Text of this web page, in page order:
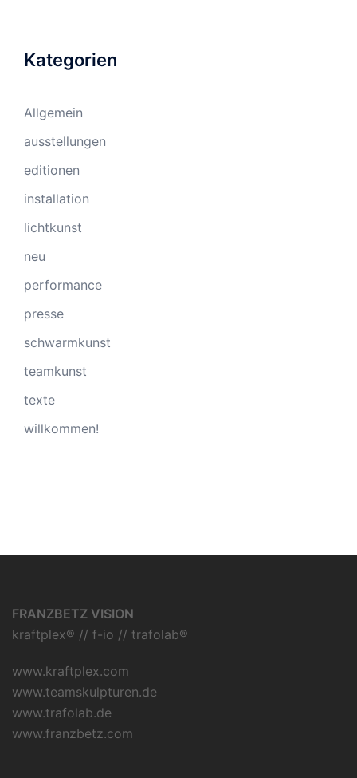
Kategorien
Allgemein
ausstellungen
editionen
installation
lichtkunst
neu
performance
presse
schwarmkunst
teamkunst
texte
willkommen!
FRANZBETZ VISION
kraftplex® // f-io // trafolab®
www.kraftplex.com
www.teamskulpturen.de
www.trafolab.de
www.franzbetz.com